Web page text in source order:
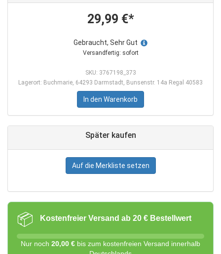
29,99 €*
Gebraucht, Sehr Gut
Versandfertig: sofort
SKU: 3767198_373
Lagerort: Buchmarie, 64293 Darmstadt, Bunsenstr. 14a Regal 40583
In den Warenkorb
Später kaufen
Auf die Merkliste setzen
📦 Kostenfreier Versand ab 20 € Bestellwert
Nur noch 20,00 € bis zum kostenfreien Versand innerhalb